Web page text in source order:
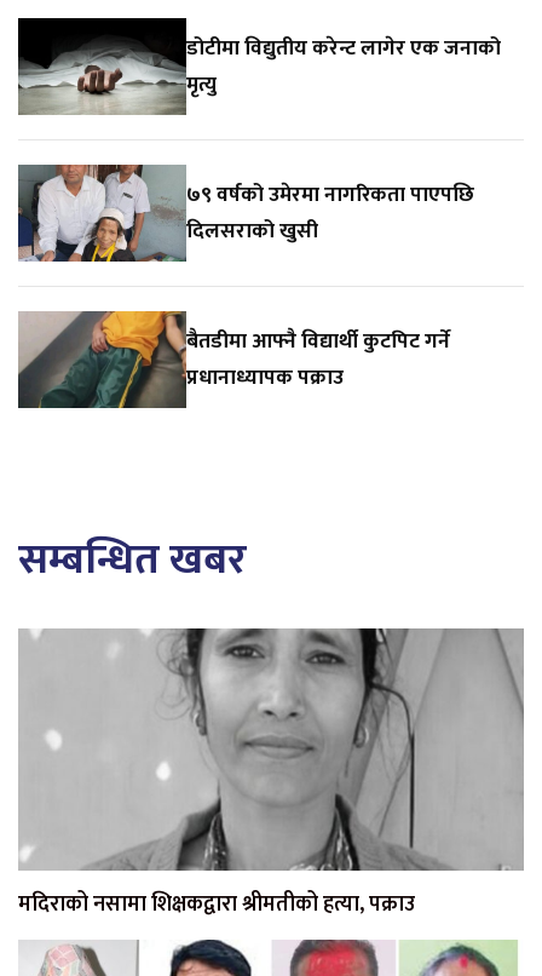
डोटीमा विद्युतीय करेन्ट लागेर एक जनाको
मृत्यु
७९ वर्षको उमेरमा नागरिकता पाएपछि
दिलसराको खुसी
बैतडीमा आफ्नै विद्यार्थी कुटपिट गर्ने
प्रधानाध्यापक पक्राउ
सम्बन्धित खबर
मदिराको नसामा शिक्षकद्वारा श्रीमतीको हत्या, पक्राउ